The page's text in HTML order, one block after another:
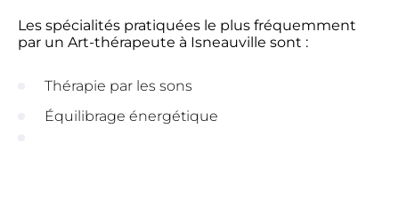
Les spécialités pratiquées le plus fréquemment
par un Art-thérapeute à Isneauville sont :
Thérapie par les sons
Équilibrage énergétique